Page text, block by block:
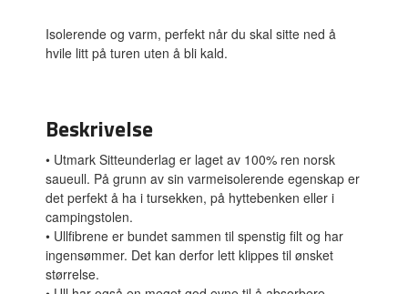
Isolerende og varm, perfekt når du skal sitte ned å
hvile litt på turen uten å bli kald.
Beskrivelse
• Utmark Sitteunderlag er laget av 100% ren norsk
saueull. På grunn av sin varmeisolerende egenskap er
det perfekt å ha i tursekken, på hyttebenken eller i
campingstolen.
• Ullfibrene er bundet sammen til spenstig filt og har
ingensømmer. Det kan derfor lett klippes til ønsket
størrelse.